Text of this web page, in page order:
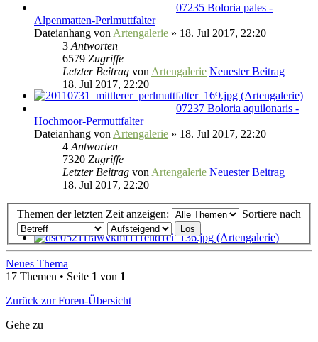
07235 Boloria pales -
Alpenmatten-Perlmuttfalter
Dateianhang von Artengalerie » 18. Jul 2017, 22:20
3 Antworten
6579 Zugriffe
Letzter Beitrag von Artengalerie Neuester Beitrag
18. Jul 2017, 22:20
07237 Boloria aquilonaris -
Hochmoor-Permuttfalter
Dateianhang von Artengalerie » 18. Jul 2017, 22:20
4 Antworten
7320 Zugriffe
Letzter Beitrag von Artengalerie Neuester Beitrag
18. Jul 2017, 22:20
Themen der letzten Zeit anzeigen: Sortiere nach
Neues Thema
17 Themen • Seite 1 von 1
Zurück zur Foren-Übersicht
Gehe zu